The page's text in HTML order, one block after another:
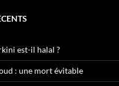
est-il halal ?
: une mort évitable